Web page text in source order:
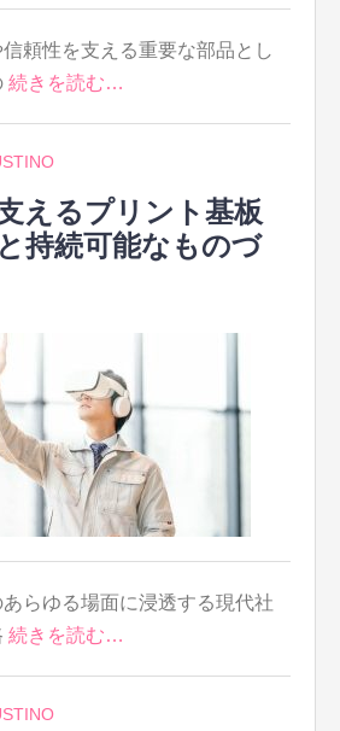
頼性を支える重要な部品とし
続きを読む…
えるプリント基板
持続可能なものづ
らゆる場面に浸透する現代社
続きを読む…